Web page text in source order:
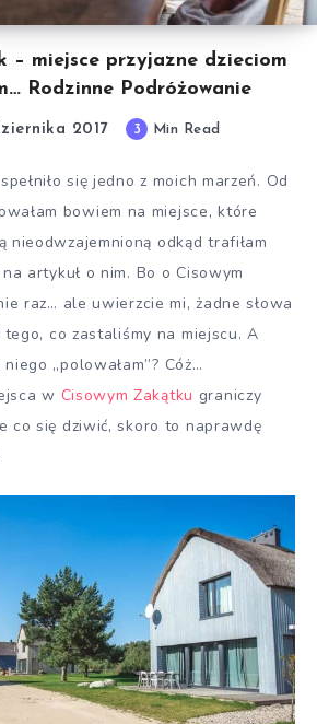
– miejsce przyjazne dzieciom
Rodzinne Podróżowanie
2017 3 Min Read
się jedno z moich marzeń. Od
bowiem na miejsce, które
nieodwzajemnioną odkąd trafiłam
artykuł o nim. Bo o Cisowym
raz… ale uwierzcie mi, żadne słowa
co zastaliśmy na miejscu. A
„polowałam”? Cóż…
w Cisowym Zakątku graniczy
co się dziwić, skoro to naprawdę